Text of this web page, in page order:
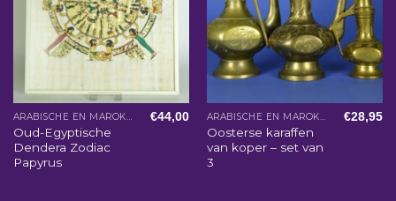
ARABISCHE EN MAROKKAANSE WOONACCESSOIRES
Oud-Egyptische
Dendera Zodiac
Papyrus
€44,00 ARABISCHE EN MAROKKAANSE WOONACCESSOIRES
Oosterse karaffen
van koper – set van
3
€28,95